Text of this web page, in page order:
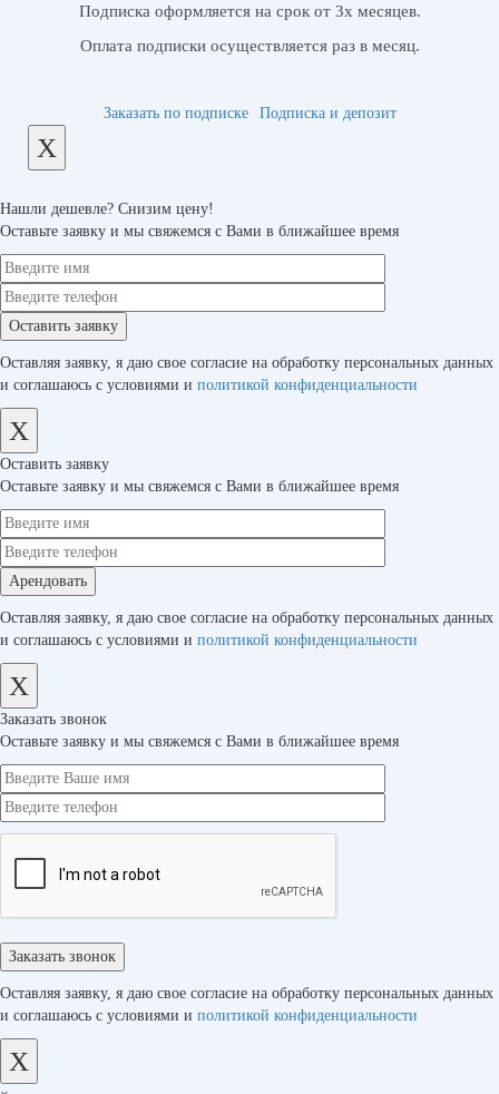
Подписка оформляется на срок от 3х месяцев.
Оплата подписки осуществляется раз в месяц.
Заказать по подписке Подписка и депозит
X
Нашли дешевле? Снизим цену!
Оставьте заявку и мы свяжемся с Вами в ближайшее время
Оставляя заявку, я даю свое согласие на обработку персональных данных
и соглашаюсь с условиями и политикой конфиденциальности
X
Оставить заявку
Оставьте заявку и мы свяжемся с Вами в ближайшее время
Оставляя заявку, я даю свое согласие на обработку персональных данных
и соглашаюсь с условиями и политикой конфиденциальности
X
Заказать звонок
Оставьте заявку и мы свяжемся с Вами в ближайшее время
Оставляя заявку, я даю свое согласие на обработку персональных данных
и соглашаюсь с условиями и политикой конфиденциальности
X